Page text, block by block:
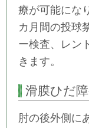
療が可能にな
カ月間の投球
ー検査、レン
きます。
滑膜ひだ
肘の後外側に